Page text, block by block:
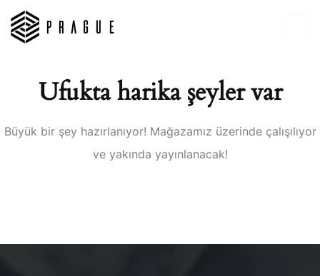
Ufukta harika şeyler var
Büyük bir şey hazırlanıyor! Mağazamız üzerinde çalışılıyor
ve yakında yayınlanacak!